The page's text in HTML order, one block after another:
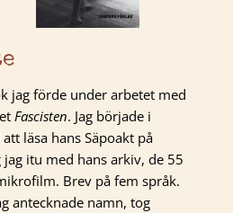
jag förde under arbetet med
Fascisten. Jag började i
läsa hans Säpoakt på
jag itu med hans arkiv, de 55
Brev på fem språk.
antecknade namn, tog